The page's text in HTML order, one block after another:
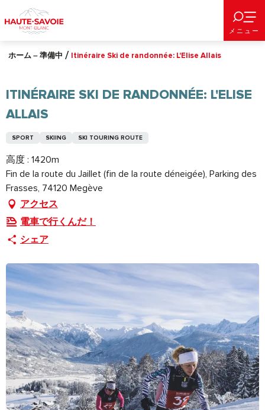
au
contenu
principal
メニュー
ホーム – 準備中 Itinéraire Ski de randonnée: L'Elise Allais
ITINÉRAIRE SKI DE RANDONNÉE: L'ELISE
ALLAIS
SPORT SKIING SKI TOURING ROUTE
高度 : 1420m
Fin de la route du Jaillet (fin de la route déneigée), Parking des
Frasses, 74120 Megève
アクセス
電車で行くんだ！
シェア